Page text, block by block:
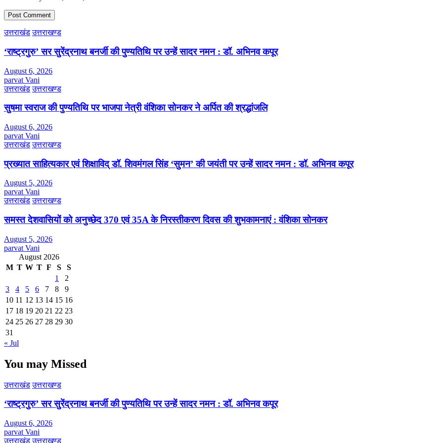
उत्तराखंड उत्तराखण्ड
‘राष्ट्रगुरु’ सर सुरेंद्रनाथ बनर्जी की पुण्यतिथि पर उन्हें सादर नमन : डॉ. अभिनव कपूर
August 6, 2026
parvat Vani
उत्तराखंड उत्तराखण्ड
सुषमा स्वराज की पुण्यतिथि पर भाजपा नेत्री वंशिका सोनकर ने अर्पित की श्रद्धांजलि
August 6, 2026
parvat Vani
उत्तराखंड उत्तराखण्ड
प्रख्यात साहित्यकार एवं शिक्षाविद् डॉ. शिवमंगल सिंह ‘सुमन’ की जयंती पर उन्हें सादर नमन : डॉ. अभिनव कपूर
August 5, 2026
parvat Vani
उत्तराखंड उत्तराखण्ड
समस्त देशवासियों को अनुच्छेद 370 एवं 35A के निरस्तीकरण दिवस की शुभकामनाएं : वंशिका सोनकर
August 5, 2026
parvat Vani
August 2026
M T W T F S
S
1
2
3
4 5 6 7 8
9
10 11 12 13 14 15 16
17 18 19 20 21 22 23
24 25 26 27 28 29 30
31
« Jul
You may Missed
उत्तराखंड उत्तराखण्ड
‘राष्ट्रगुरु’ सर सुरेंद्रनाथ बनर्जी की पुण्यतिथि पर उन्हें सादर नमन : डॉ. अभिनव कपूर
August 6, 2026
parvat Vani
उत्तराखंड उत्तराखण्ड